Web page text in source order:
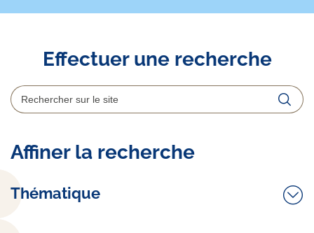
Effectuer une recherche
Affiner la recherche
Thématique